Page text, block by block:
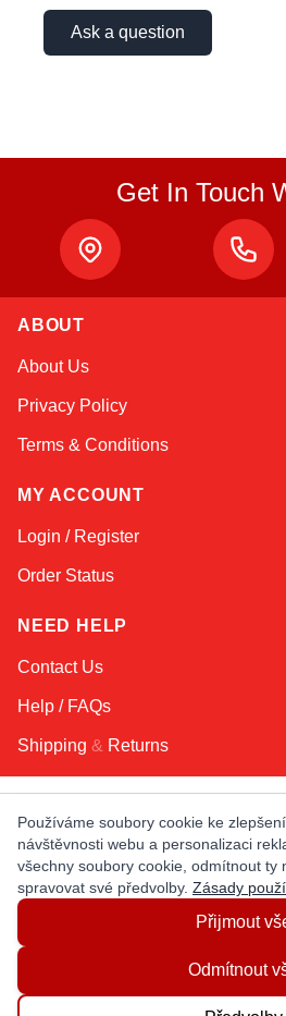
Ask a question
Get In Touch
ABOUT
About Us
Privacy Policy
Terms & Conditions
MY ACCOUNT
Login / Register
Order Status
NEED HELP
Contact Us
Help / FAQs
Shipping & Returns
KEEP IN
Email Address
LATIN
Používáme soubory cookie ke
návštěvnosti webu a personalizaci
všechny soubory cookie, odmítnout ty
spravovat své předvolby. Zásady
Přijmout
Odmítnout